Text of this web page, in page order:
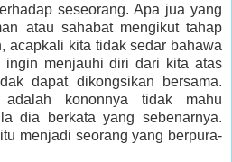
seseorang. Apa jua yang
atau sahabat mengikut tahap
acapkali kita tidak sedar bahawa
ingin menjauhi diri dari kita atas
dapat dikongsikan bersama.
kononnya tidak mahu
dia berkata yang sebenarnya.
menjadi seorang yang berpura-